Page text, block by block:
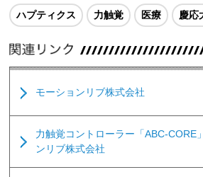
ハプティクス 力触覚 医療 慶応
モーションリブ株式会社
力触覚コントローラー「ABC-CORE
ンリブ株式会社